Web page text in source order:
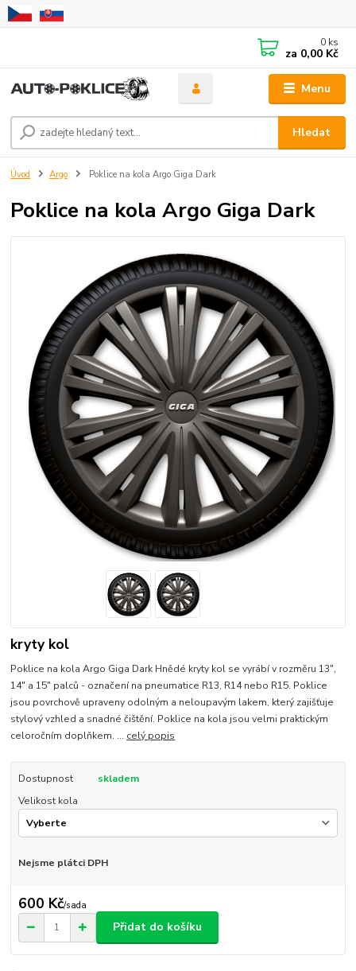
Menu
Hledat
0 ks
za 0,00 Kč
Úvod Argo Poklice na kola Argo Giga Dark
Poklice na kola Argo Giga Dark
kryty kol
Poklice na kola Argo Giga Dark Hnědé kryty kol se vyrábí v rozměru 13",
14" a 15" palců - označení na pneumatice R13, R14 nebo R15. Poklice
jsou povrchově upraveny odolným a neloupavým lakem, který zajišťuje
stylový vzhled a snadné čištění. Poklice na kola jsou velmi praktickým
celoročním doplňkem. ... celý popis
Dostupnost
skladem
Velikost kola
Nejsme plátci DPH
600 Kč/sada
Přidat do košíku